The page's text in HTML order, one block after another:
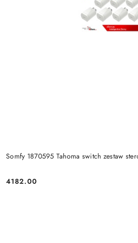
Somfy 1870595 Tahoma switch zestaw
Cena:
4182.00